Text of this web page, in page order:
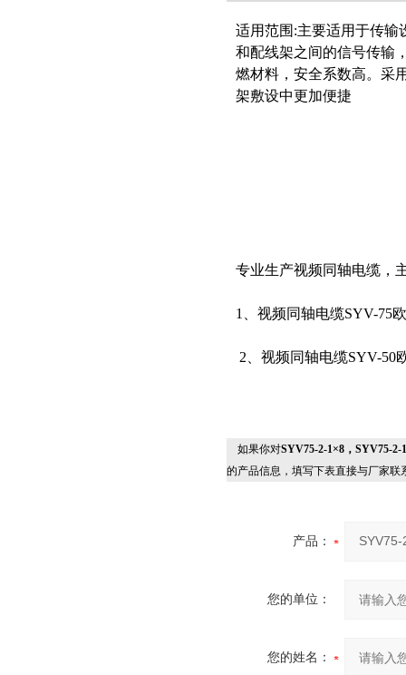
适用范围:主要适用于传输
和配线架之间的信号传输
燃材料，安全系数高。采
架敷设中更加便捷
专业生产视频同轴电缆，
1、视频同轴电缆SYV-75
2、视频同轴电缆SYV-50
如果你对SYV75-2-1×8，SYV75-
的产品信息，填写下表直接与厂家联
产品：
您的单位：
您的姓名：